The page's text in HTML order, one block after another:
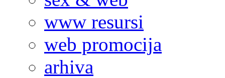
www resursi
web promocija
arhiva